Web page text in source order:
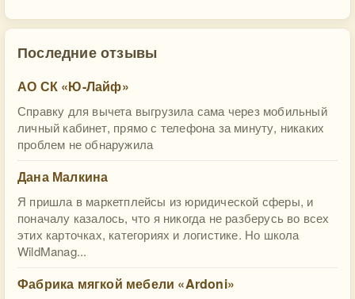
Последние отзывы
АО СК «Ю-Лайф»
Справку для вычета выгрузила сама через мобильный
личный кабинет, прямо с телефона за минуту, никаких
проблем не обнаружила
Дана Малкина
Я пришла в маркетплейсы из юридической сферы, и
поначалу казалось, что я никогда не разберусь во всех
этих карточках, категориях и логистике. Но школа
WildManag...
Фабрика мягкой мебели «Ardoni»